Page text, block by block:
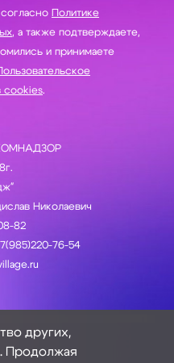
Политике
, а также подтверждаете,
и принимаете
cookies.
Николаевич
82
76-54
других,
Продолжая